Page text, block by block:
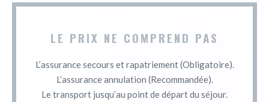
LE PRIX NE COMPREND PAS
L’assurance secours et rapatriement (Obligatoire).
L’assurance annulation (Recommandée).
Le transport jusqu’au point de départ du séjour.